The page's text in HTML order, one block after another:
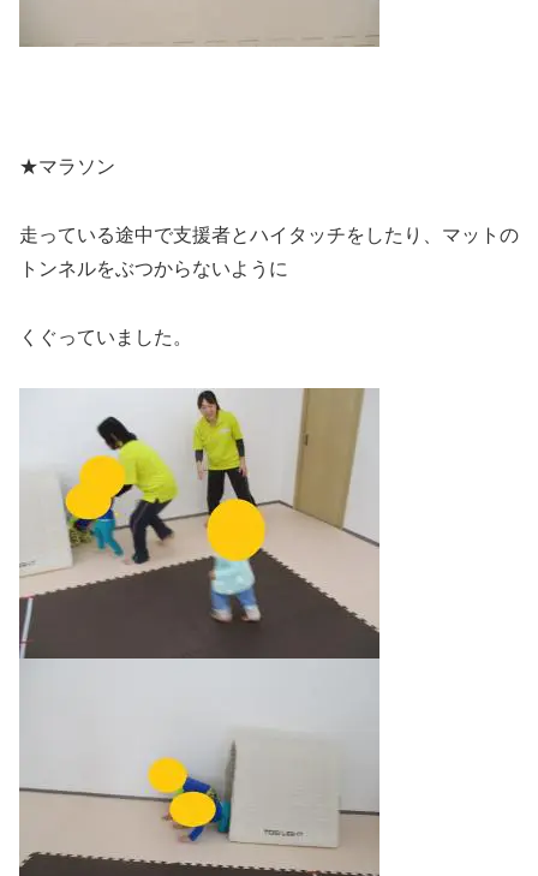
★マラソン
走っている途中で支援者とハイタッチをしたり、マットの
トンネルをぶつからないように
くぐっていました。